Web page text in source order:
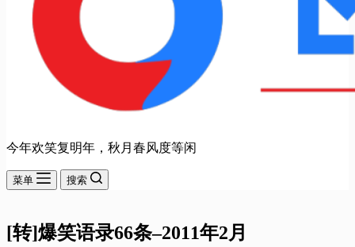
今年欢笑复明年，秋月春风度等闲
菜单 搜索
[转]爆笑语录66条–2011年2月